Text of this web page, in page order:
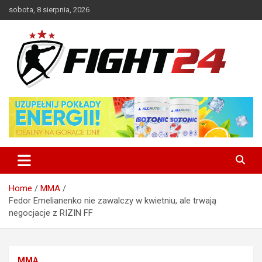
to
sobota, 8 sierpnia, 2026
FIGHT24.PL – MMA i K-1, UFC
Home
MMA
Fedor Emelianenko nie zawalczy w kwietniu, ale trwają
negocjacje z RIZIN FF